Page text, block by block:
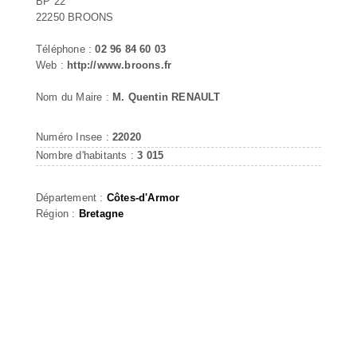
22250 BROONS
Téléphone :02 96 84 60 03
Web : http://www.broons.fr
Nom du Maire : M. Quentin RENAULT
Numéro Insee : 22020
Nombre d'habitants :3 015
Département : Côtes-d'Armor
Région : Bretagne